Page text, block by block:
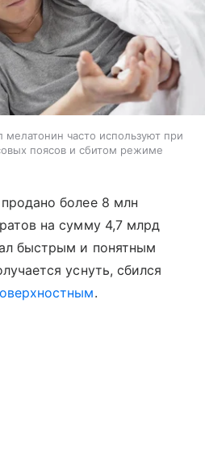
мелатонин часто используют при
поясов и сбитом режиме
более 8 млн
на сумму 4,7 млрд
быстрым и понятным
уснуть, сбился
.